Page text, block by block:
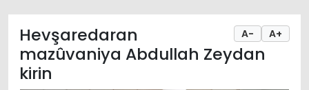
A- A+
Hevşaredaran
mazûvaniya Abdullah Zeydan
kirin